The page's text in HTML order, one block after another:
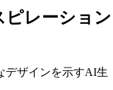
レーション
デザインを示すAI生